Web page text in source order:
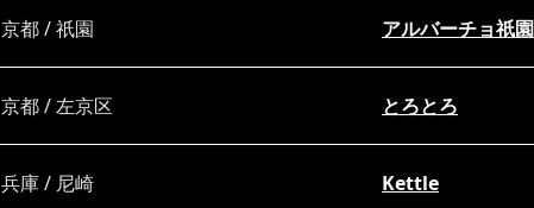
京都 / 祇園 アルバーチョ祇園
京都 / 左京区 とろとろ
兵庫 / 尼崎 Kettle